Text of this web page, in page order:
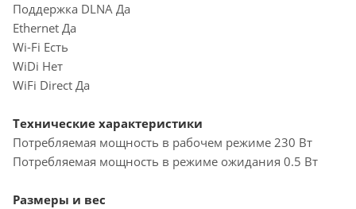
Поддержка DLNA Да
Ethernet Да
Wi-Fi Есть
WiDi Нет
WiFi Direct Да
Технические характеристики
Потребляемая мощность в рабочем режиме 230 Вт
Потребляемая мощность в режиме ожидания 0.5 Вт
Размеры и вес